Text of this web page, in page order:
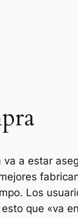
a estar
Los
que «va